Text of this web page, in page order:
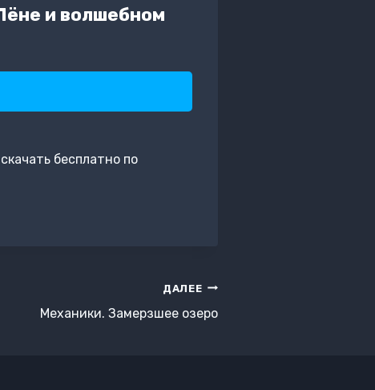
и волшебном
бесплатно по
ДАЛЕЕ
Механики. Замерзшее озеро